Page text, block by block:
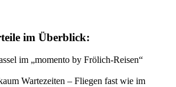
im Überblick:
im „momento by Frölich-Reisen“
Wartezeiten – Fliegen fast wie im